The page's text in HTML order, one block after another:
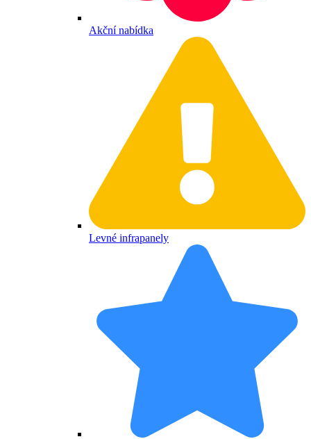
Akční nabídka
Levné infrapanely